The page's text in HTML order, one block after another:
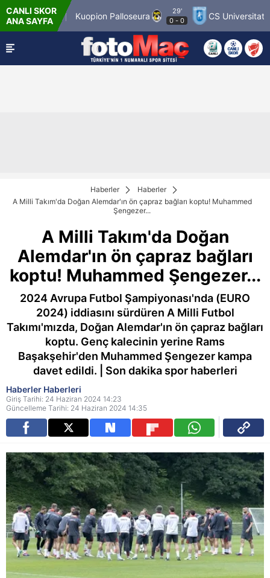
CANLI SKOR
ANA SAYFA
Match 12 Kuopion Palloseura
29'
0- CS Universitatea
Haberler
Haberler
A Milli Takım'da Doğan Alemdar'ın ön çapraz bağları koptu! Muhammed
Şengezer...
A Milli Takım'da Doğan
Alemdar'ın ön çapraz bağları
koptu! Muhammed Şengezer...
2024 Avrupa Futbol Şampiyonası'nda (EURO
2024) iddiasını sürdüren A Milli Futbol
Takımı'mızda, Doğan Alemdar'ın ön çapraz bağları
koptu. Genç kalecinin yerine Rams
Başakşehir'den Muhammed Şengezer kampa
davet edildi. | Son dakika spor haberleri
Haberler Haberleri
Giriş Tarihi: 24 Haziran 2024 14:23
Güncelleme Tarihi: 24 Haziran 2024 14:35